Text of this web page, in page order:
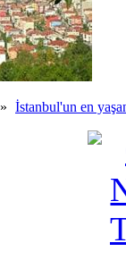
» İstanbul'un en